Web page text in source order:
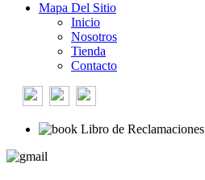
Mapa Del Sitio
Inicio
Nosotros
Tienda
Contacto
Libro de Reclamaciones